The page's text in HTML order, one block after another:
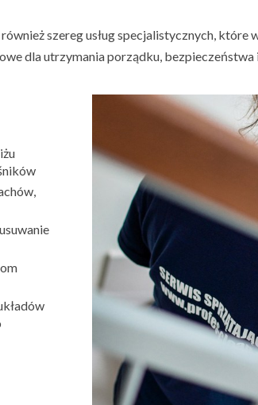
szereg usług specjalistycznych,
dla utrzymania porządku,